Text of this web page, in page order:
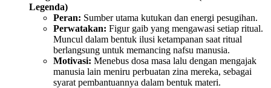
Legenda)
Peran: Sumber utama kutukan dan energi pesugihan.
Perwatakan: Figur gaib yang mengawasi setiap ritual.
Muncul dalam bentuk ilusi ketampanan saat ritual
berlangsung untuk memancing nafsu manusia.
Motivasi: Menebus dosa masa lalu dengan mengajak
manusia lain meniru perbuatan zina mereka, sebagai
syarat pembantuannya dalam bentuk materi.